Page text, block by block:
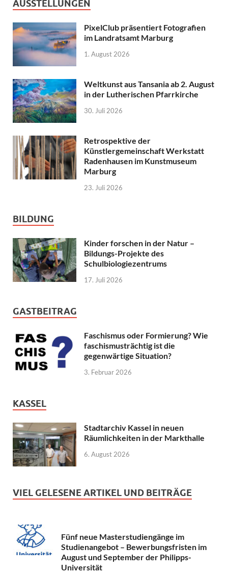
AUSSTELLUNGEN
PixelClub präsentiert Fotografien
im Landratsamt Marburg
1. August 2026
Weltkunst aus Tansania ab 2. August
in der Lutherischen Pfarrkirche
30. Juli 2026
Retrospektive der
Künstlergemeinschaft Werkstatt
Radenhausen im Kunstmuseum
Marburg
23. Juli 2026
BILDUNG
Kinder forschen in der Natur –
Bildungs-Projekte des
Schulbiologiezentrums
17. Juli 2026
GASTBEITRAG
Faschismus oder Formierung? Wie
faschismusträchtig ist die
gegenwärtige Situation?
3. Februar 2026
KASSEL
Stadtarchiv Kassel in neuen
Räumlichkeiten in der Markthalle
6. August 2026
VIEL GELESENE ARTIKEL UND BEITRÄGE
Fünf neue Masterstudiengänge im
Studienangebot – Bewerbungsfristen im
August und September der Philipps-
Universität